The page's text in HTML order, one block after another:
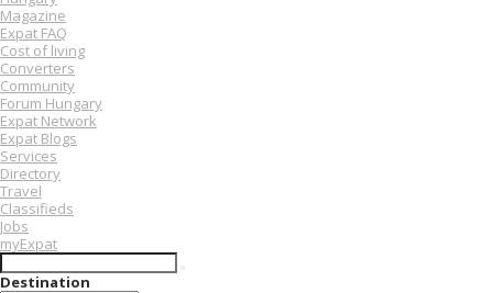
Magazine
Expat FAQ
Cost of living
Converters
Community
Forum Hungary
Expat Network
Expat Blogs
Services
Directory
Travel
Classifieds
Jobs
myExpat
Destination